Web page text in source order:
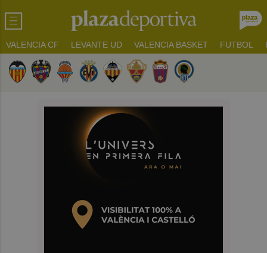
VALENCIA CF LEVANTE UD VALENCIA BASKET FUTBOL